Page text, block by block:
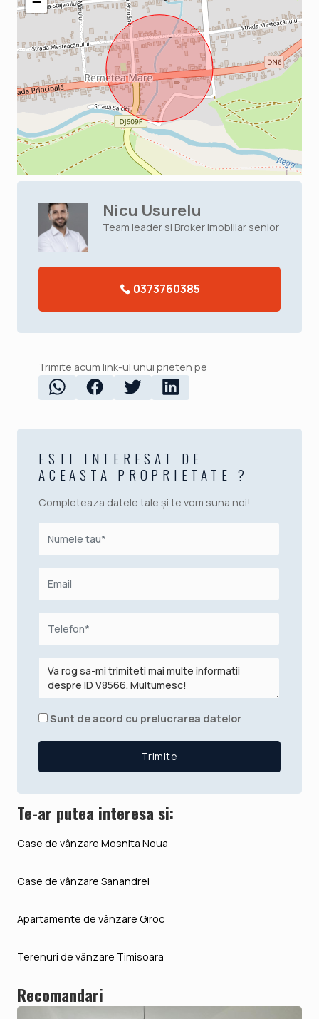
Nicu Usurelu
Team leader si Broker imobiliar senior
0373760385
Trimite acum link-ul unui prieten pe
ESTI INTERESAT DE
ACEASTA PROPRIETATE ?
Completeaza datele tale și te vom suna noi!
Sunt de acord cu prelucrarea datelor
Te-ar putea interesa si:
Case de vânzare Mosnita Noua
Case de vânzare Sanandrei
Apartamente de vânzare Giroc
Terenuri de vânzare Timisoara
Recomandari